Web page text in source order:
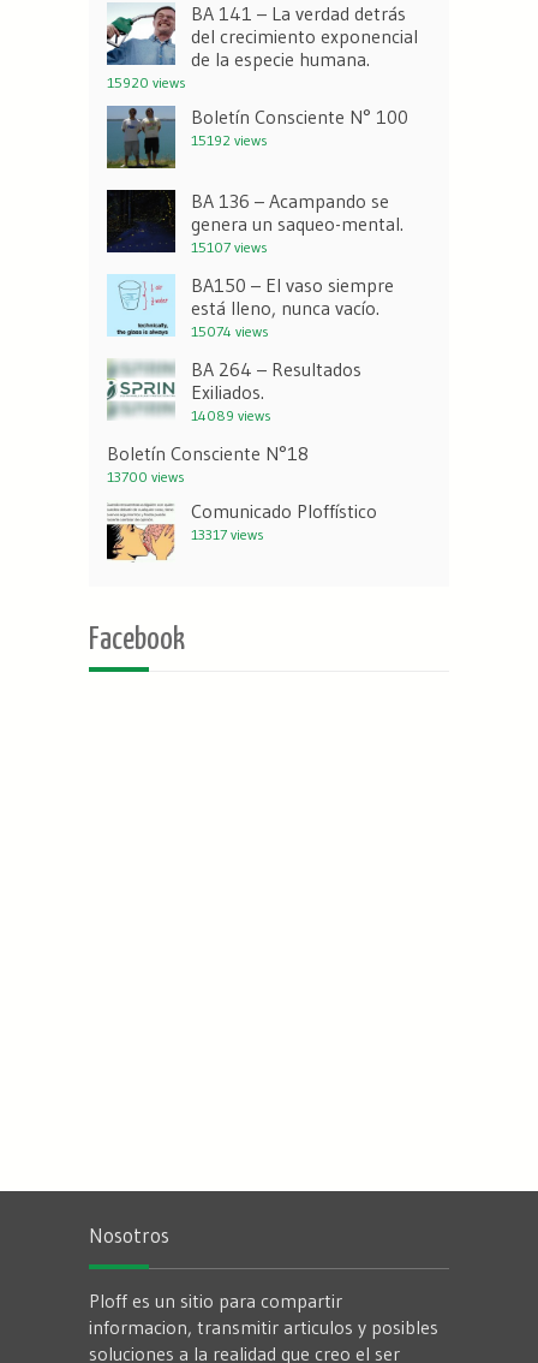
BA 141 – La verdad detrás
del crecimiento exponencial
de la especie humana.
15920 views
Boletín Consciente N° 100
15192 views
BA 136 – Acampando se
genera un saqueo-mental.
15107 views
BA150 – El vaso siempre
está lleno, nunca vacío.
15074 views
BA 264 – Resultados
Exiliados.
14089 views
Boletín Consciente N°18
13700 views
Comunicado Ploffístico
13317 views
Facebook
Nosotros
Ploff es un sitio para compartir
informacion, transmitir articulos y posibles
soluciones a la realidad que creo el ser